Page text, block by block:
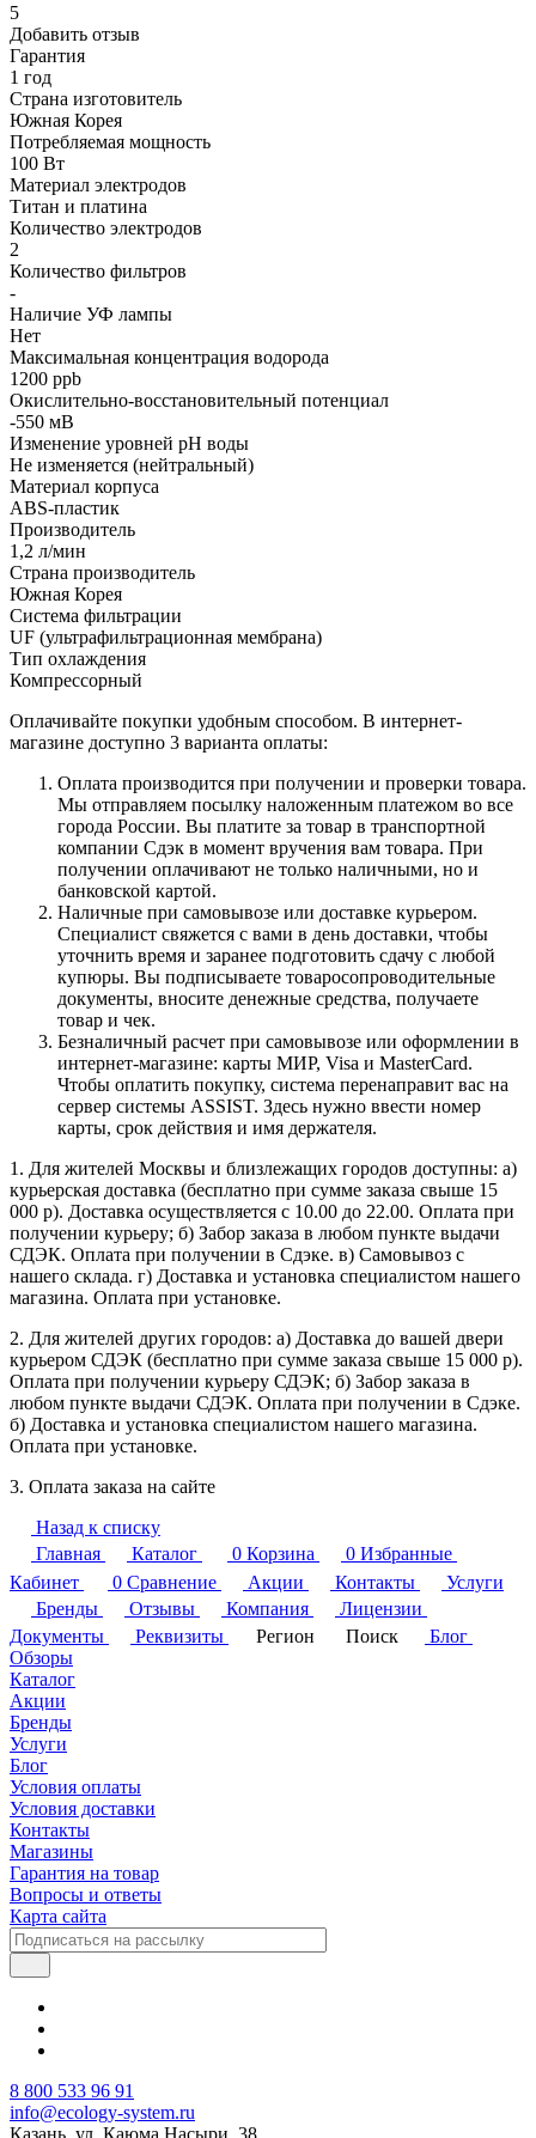
5
Добавить отзыв
Гарантия
1 год
Страна изготовитель
Южная Корея
Потребляемая мощность
100 Вт
Материал электродов
Титан и платина
Количество электродов
2
Количество фильтров
-
Наличие УФ лампы
Нет
Максимальная концентрация водорода
1200 ppb
Окислительно-восстановительный потенциал
-550 мВ
Изменение уровней pH воды
Не изменяется (нейтральный)
Материал корпуса
ABS-пластик
Производитель
1,2 л/мин
Страна производитель
Южная Корея
Система фильтрации
UF (ультрафильтрационная мембрана)
Тип охлаждения
Компрессорный
Оплачивайте покупки удобным способом. В интернет-
магазине доступно 3 варианта оплаты:
Оплата производится при получении и проверки товара.
Мы отправляем посылку наложенным платежом во все
города России. Вы платите за товар в транспортной
компании Сдэк в момент вручения вам товара. При
получении оплачивают не только наличными, но и
банковской картой.
Наличные при самовывозе или доставке курьером.
Специалист свяжется с вами в день доставки, чтобы
уточнить время и заранее подготовить сдачу с любой
купюры. Вы подписываете товаросопроводительные
документы, вносите денежные средства, получаете
товар и чек.
Безналичный расчет при самовывозе или оформлении в
интернет-магазине: карты МИР, Visa и MasterCard.
Чтобы оплатить покупку, система перенаправит вас на
сервер системы ASSIST. Здесь нужно ввести номер
карты, срок действия и имя держателя.
1. Для жителей Москвы и близлежащих городов доступны: а)
курьерская доставка (бесплатно при сумме заказа свыше 15
000 р). Доставка осуществляется с 10.00 до 22.00. Оплата при
получении курьеру; б) Забор заказа в любом пункте выдачи
СДЭК. Оплата при получении в Сдэке. в) Самовывоз с
нашего склада. г) Доставка и установка специалистом нашего
магазина. Оплата при установке.
2. Для жителей других городов: а) Доставка до вашей двери
курьером СДЭК (бесплатно при сумме заказа свыше 15 000 р).
Оплата при получении курьеру СДЭК; б) Забор заказа в
любом пункте выдачи СДЭК. Оплата при получении в Сдэке.
б) Доставка и установка специалистом нашего магазина.
Оплата при установке.
3. Оплата заказа на сайте
Назад к списку
Главная
Каталог 0 Корзина 0 Избранные
Кабинет
0 Сравнение Акции Контакты
Услуги
Бренды
Отзывы Компания
Лицензии
Документы
Реквизиты Регион Поиск
Блог
Обзоры
Каталог
Акции
Бренды
Услуги
Блог
Условия оплаты
Условия доставки
Контакты
Магазины
Гарантия на товар
Вопросы и ответы
Карта сайта
8 800 533 96 91
info@ecology-system.ru
Казань, ул. Каюма Насыри, 38